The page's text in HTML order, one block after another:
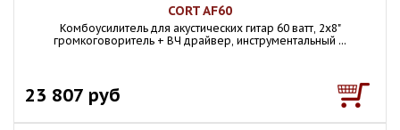
CORT AF60
Комбоусилитель для акустических гитар 60 ватт, 2х8"
громкоговоритель + ВЧ драйвер, инструментальный ...
23 807 руб